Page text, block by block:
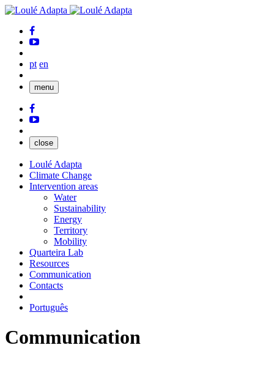
pt en
menu
close
Loulé Adapta
Climate Change
Intervention areas
Water
Sustainability
Energy
Territory
Mobility
Quarteira Lab
Resources
Communication
Contacts
Português
Communication